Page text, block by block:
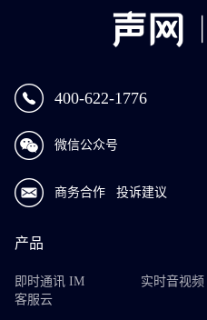
400-622-1776
微信公众号
商务合作 投诉建议
产品
即时通讯 IM 实时音视频
客服云